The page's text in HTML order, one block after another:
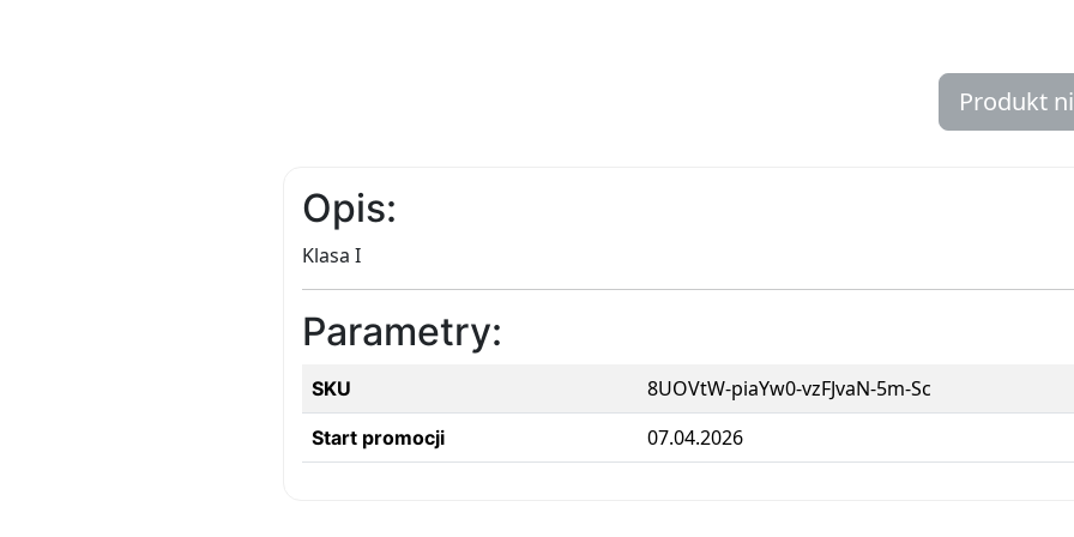
Produkt
Opis:
Klasa I
Parametry:
SKU 8UOVtW-piaYw0-vzFJvaN-5m-Sc
Start promocji 07.04.2026